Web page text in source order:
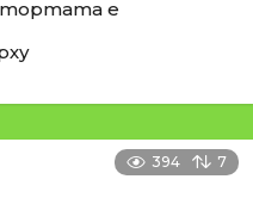
тортата е
394 7